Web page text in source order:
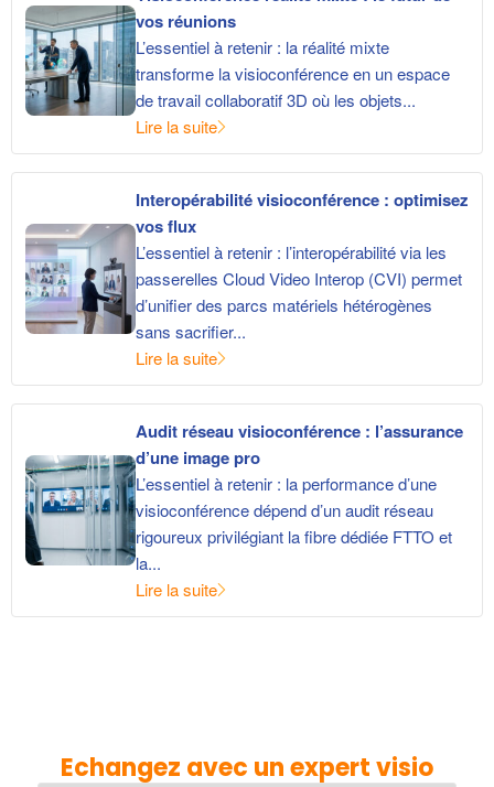
vos réunions
L’essentiel à retenir : la réalité mixte
transforme la visioconférence en un espace
de travail collaboratif 3D où les objets...
Lire la suite
Interopérabilité visioconférence : optimisez
vos flux
L’essentiel à retenir : l’interopérabilité via les
passerelles Cloud Video Interop (CVI) permet
d’unifier des parcs matériels hétérogènes
sans sacrifier...
Lire la suite
Audit réseau visioconférence : l’assurance
d’une image pro
L’essentiel à retenir : la performance d’une
visioconférence dépend d’un audit réseau
rigoureux privilégiant la fibre dédiée FTTO et
la...
Lire la suite
Echangez avec un expert visio